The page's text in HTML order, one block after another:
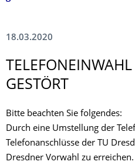
18.03.2020
GESTÖRT
Bitte beachten Sie folgendes:
Durch eine Umstellung der
Telefonanschlüsse der TU
Dresdner Vorwahl zu erreichen.